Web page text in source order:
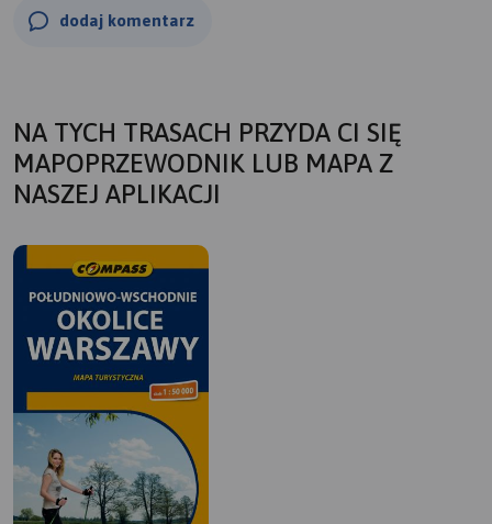
dodaj komentarz
NA TYCH TRASACH PRZYDA CI SIĘ
MAPOPRZEWODNIK LUB MAPA Z
NASZEJ APLIKACJI